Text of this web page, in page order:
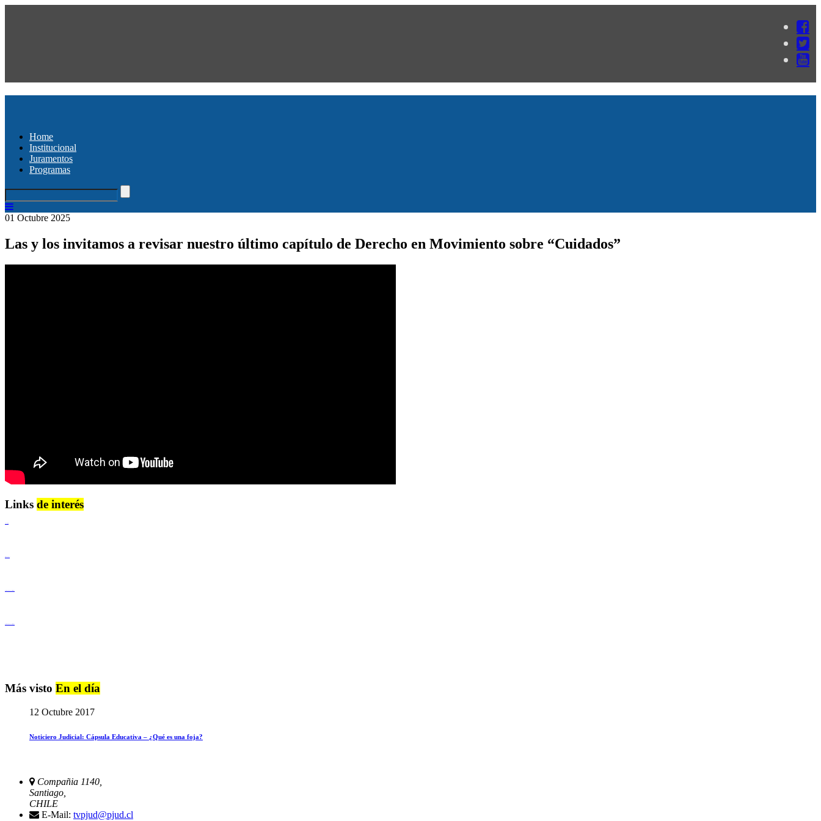
Home
Institucional
Juramentos
Programas
01 Octubre 2025
Las y los invitamos a revisar nuestro último capítulo de Derecho en Movimiento sobre “Cuidados”
Links de interés
Más visto En el día
12 Octubre 2017
Noticiero Judicial: Cápsula Educativa – ¿Qué es una foja?
Compañia 1140,
Santiago,
CHILE
E-Mail: tvpjud@pjud.cl